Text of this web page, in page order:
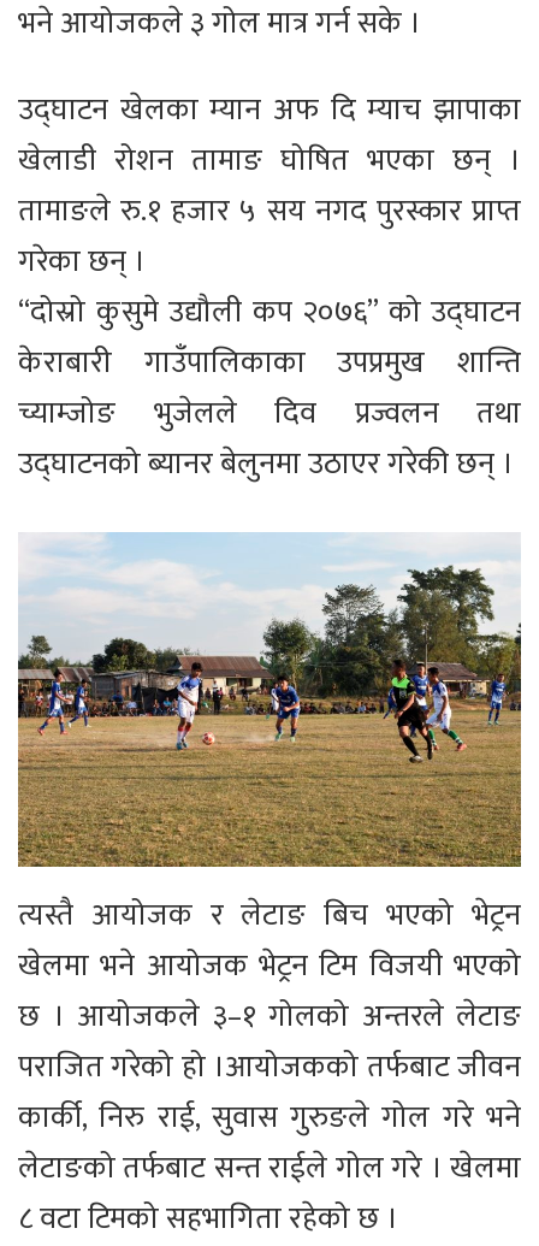
भने आयोजकले ३ गोल मात्र गर्न सके ।
उद्घाटन खेलका म्यान अफ दि म्याच झापाका
खेलाडी रोशन तामाङ घोषित भएका छन् ।
तामाङले रु.१ हजार ५ सय नगद पुरस्कार प्राप्त
गरेका छन् ।
“दोस्रो कुसुमे उद्यौली कप २०७६” को उद्घाटन
केराबारी गाउँपालिकाका उपप्रमुख शान्ति
च्याम्जोङ भुजेलले दिव प्रज्वलन तथा
उद्घाटनको ब्यानर बेलुनमा उठाएर गरेकी छन् ।
त्यस्तै आयोजक र लेटाङ बिच भएको भेट्रन
खेलमा भने आयोजक भेट्रन टिम विजयी भएको
छ । आयोजकले ३–१ गोलको अन्तरले लेटाङ
पराजित गरेको हो ।आयोजकको तर्फबाट जीवन
कार्की, निरु राई, सुवास गुरुङले गोल गरे भने
लेटाङको तर्फबाट सन्त राईले गोल गरे । खेलमा
८ वटा टिमको सहभागिता रहेको छ ।